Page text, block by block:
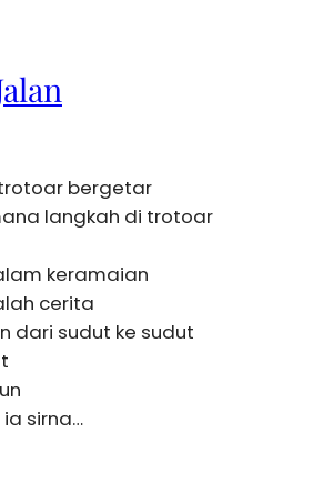
bergetar
langkah di trotoar
keramaian
cerita
dari sudut ke sudut
sirna…